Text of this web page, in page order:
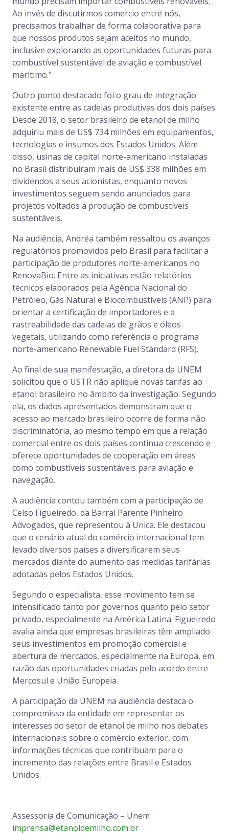
Ao invés de discutirmos comercio entre nós,
precisamos trabalhar de forma colaborativa para
que nossos produtos sejam aceitos no mundo,
inclusive explorando as oportunidades futuras para
combustível sustentável de aviação e combustível
marítimo.”
Outro ponto destacado foi o grau de integração
existente entre as cadeias produtivas dos dois países.
Desde 2018, o setor brasileiro de etanol de milho
adquiriu mais de US$ 734 milhões em equipamentos,
tecnologias e insumos dos Estados Unidos. Além
disso, usinas de capital norte-americano instaladas
no Brasil distribuíram mais de US$ 338 milhões em
dividendos a seus acionistas, enquanto novos
investimentos seguem sendo anunciados para
projetos voltados à produção de combustíveis
sustentáveis.
Na audiência, Andréa também ressaltou os avanços
regulatórios promovidos pelo Brasil para facilitar a
participação de produtores norte-americanos no
RenovaBio. Entre as iniciativas estão relatórios
técnicos elaborados pela Agência Nacional do
Petróleo, Gás Natural e Biocombustíveis (ANP) para
orientar a certificação de importadores e a
rastreabilidade das cadeias de grãos e óleos
vegetais, utilizando como referência o programa
norte-americano Renewable Fuel Standard (RFS).
Ao final de sua manifestação, a diretora da UNEM
solicitou que o USTR não aplique novas tarifas ao
etanol brasileiro no âmbito da investigação. Segundo
ela, os dados apresentados demonstram que o
acesso ao mercado brasileiro ocorre de forma não
discriminatória, ao mesmo tempo em que a relação
comercial entre os dois países continua crescendo e
oferece oportunidades de cooperação em áreas
como combustíveis sustentáveis para aviação e
navegação.
A audiência contou também com a participação de
Celso Figueiredo, da Barral Parente Pinheiro
Advogados, que representou à Unica. Ele destacou
que o cenário atual do comércio internacional tem
levado diversos países a diversificarem seus
mercados diante do aumento das medidas tarifárias
adotadas pelos Estados Unidos.
Segundo o especialista, esse movimento tem se
intensificado tanto por governos quanto pelo setor
privado, especialmente na América Latina. Figueiredo
avalia ainda que empresas brasileiras têm ampliado
seus investimentos em promoção comercial e
abertura de mercados, especialmente na Europa, em
razão das oportunidades criadas pelo acordo entre
Mercosul e União Europeia.
A participação da UNEM na audiência destaca o
compromisso da entidade em representar os
interesses do setor de etanol de milho nos debates
internacionais sobre o comércio exterior, com
informações técnicas que contribuam para o
incremento das relações entre Brasil e Estados
Unidos.
Assessoria de Comunicação – Unem
imprensa@etanoldemilho.com.br